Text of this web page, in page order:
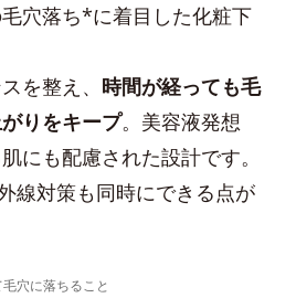
穴落ち*に着目した化粧下
を整え、 時間が経っても毛
りをキープ。美容液発想
にも配慮された設計です。
線対策も同時にできる点が
穴に落ちること